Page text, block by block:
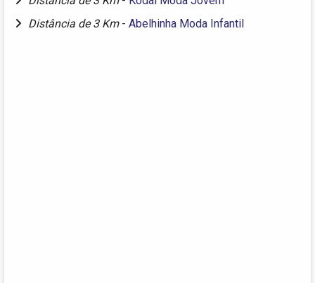
Distância de 3 Km - Abelhinha Moda Infantil